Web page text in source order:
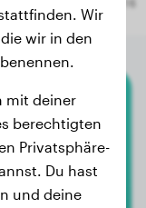
Wir
wir in den
mit deiner
berechtigten
Privatsphäre-
Du hast
und deine